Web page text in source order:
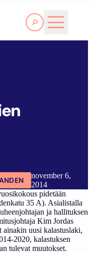
Läs Mer
november 6,
2014
pidetään
35 A). Asialistalla
ja hallituksen
Kim Jordas
ainakin uusi kalastuslaki,
2020, kalastuksen
tulevat muutokset.